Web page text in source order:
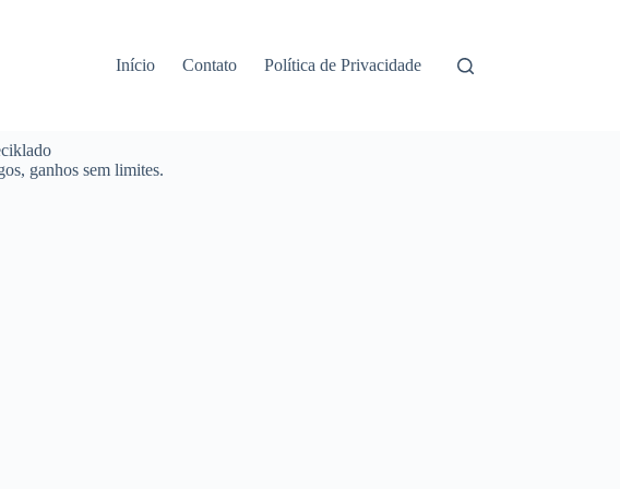
Início Contato Política de Privacidade
ganhos sem limites.